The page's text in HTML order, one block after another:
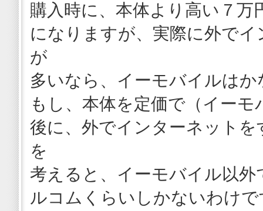
購入時に、本体より高い７万
になりますが、実際に外で
が
多いなら、イーモバイルは
もし、本体を定価で（イー
後に、外でインターネット
を
考えると、イーモバイル以
ルコムくらいしかないわけ